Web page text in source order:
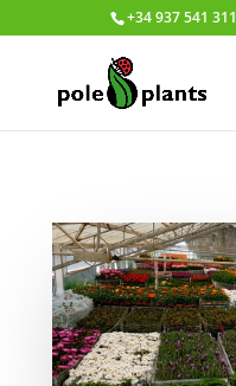
+34 937 541 311